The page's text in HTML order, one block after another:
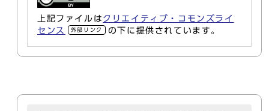
上記ファイルは クリエイティブ・コモンズライ
センス
外部リンク の下に提供されています。